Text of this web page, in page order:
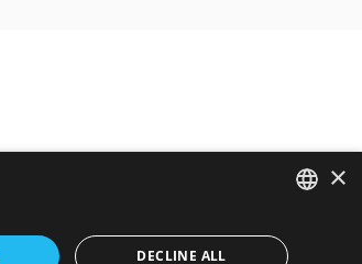
ENGLISH
×
DECLINE ALL